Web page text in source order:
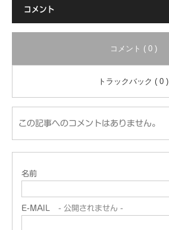
コメント
コメント ( 0 )
トラックバック ( 0 )
この記事へのコメントはありません。
名前
E-MAIL - 公開されません -